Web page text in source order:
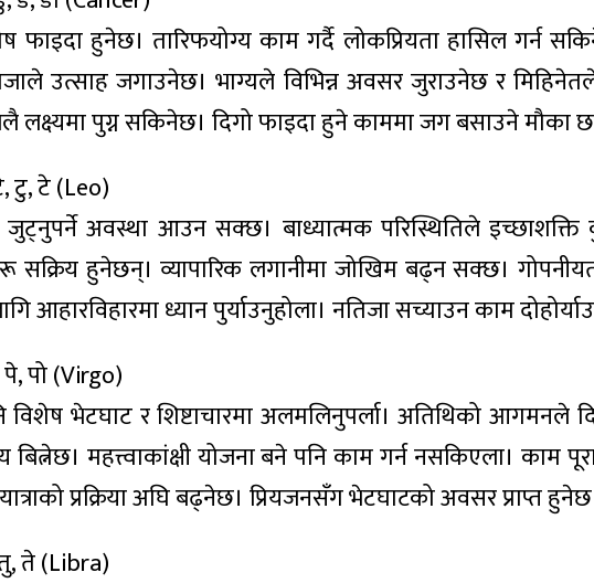
फाइदा हुनेछ। तारिफयोग्य काम गर्दै लोकप्रियता हासिल गर्न
उत्साह जगाउनेछ। भाग्यले विभिन्न अवसर जुराउनेछ र
लक्ष्यमा पुग्न सकिनेछ। दिगो फाइदा हुने काममा जग बसाउने मौका
टु, टे (Leo)
अवस्था आउन सक्छ। बाध्यात्मक परिस्थितिले
सक्रिय हुनेछन्। व्यापारिक लगानीमा जोखिम बढ्न सक्छ।
आहारविहारमा ध्यान पुर्याउनुहोला। नतिजा सच्याउन काम
पो (Virgo)
भेटघाट र शिष्टाचारमा अलमलिनुपर्ला। अतिथिको आगमनले
महत्त्वाकांक्षी योजना बने पनि काम गर्न नसकिएला। काम
प्रक्रिया अघि बढ्नेछ। प्रियजनसँग भेटघाटको अवसर प्राप्त
तु, ते (Libra)